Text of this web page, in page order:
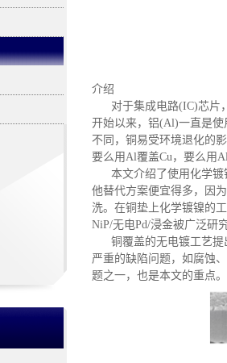
介绍
对于集成电路(IC)芯片
开始以来，铝(Al)一直是
不同，铜易受环境退化的
要么用Al覆盖Cu，要么用
本文介绍了使用化学镀
他替代方案便宜得多，因
洗。在铜垫上化学镀镍的
NiP/无电Pd/浸金被广泛研
铜覆盖的无电镀工艺
严重的缺陷问题，如腐蚀
题之一，也是本文的重点。